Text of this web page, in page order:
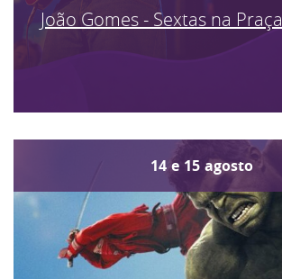
João Gomes - Sextas na Praça
14 e 15 agosto